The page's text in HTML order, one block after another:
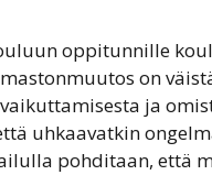
oppitunnille
on
ja
uhkaavatkin
pohditaan, että